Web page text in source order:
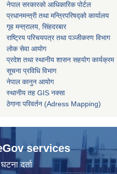
नेपाल सरकारको आधिकारिक पोर्टल
प्रधानमन्त्री तथा मन्त्रिपरिषद्को कार्यालय
गृह मन्त्रालय, सिंहदरबार
राष्ट्रिय परिचयपत्र तथा पञ्जीकरण विभाग
लोक सेवा आयोग
प्रदेश तथा स्थानीय शासन सहयोग कार्यक्रम
सूचना प्रविधि विभाग
नेपाल कानुन आयोग
स्थानीय तह GIS नक्सा
ठेगाना परिवर्तन (Adress Mapping)
services
घटना दर्ता